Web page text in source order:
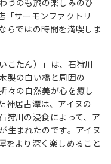
「サーモンファクトリ
らではの時間を満喫しま
こたん）」は、石狩川
製の白い橋と周囲の
々の自然美が心を癒し
神居古潭は、アイヌの
狩川の浸食によって、ア
生まれたのです。アイヌ
をより深く楽しめること